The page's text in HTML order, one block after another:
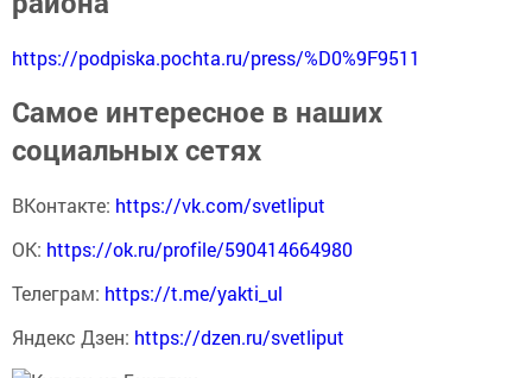
https://podpiska.pochta.ru/press/%D0%9F9511
Самое интересное в наших
социальных сетях
ВКонтакте: https://vk.com/svetliput
ОК: https://ok.ru/profile/590414664980
Телеграм: https://t.me/yakti_ul
Яндекс Дзен: https://dzen.ru/svetliput